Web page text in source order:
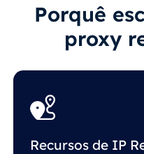
Porquê
proxy
Recursos de IP